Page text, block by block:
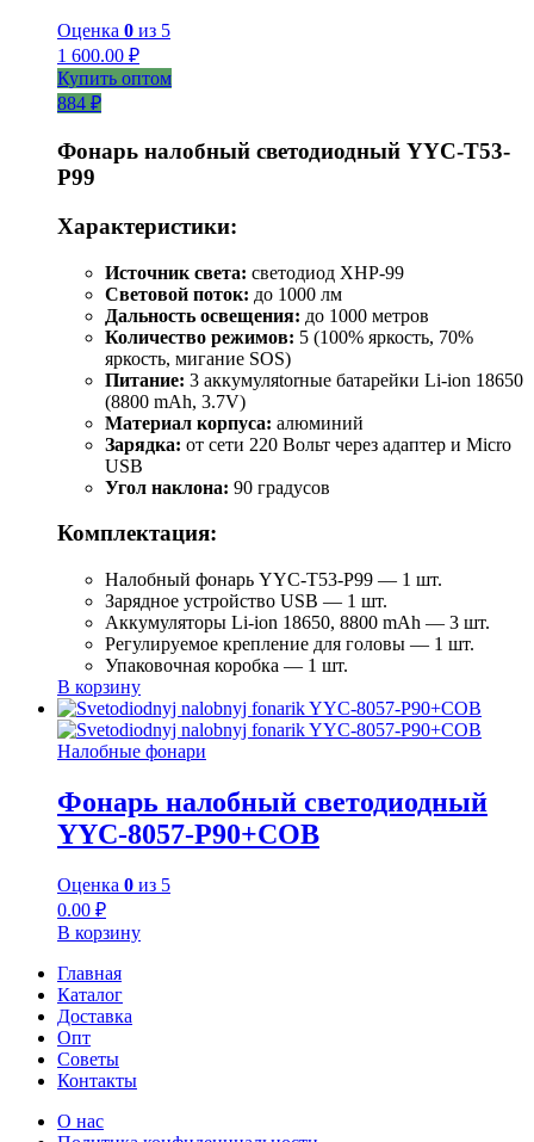
Оценка 0 из 5
1 600.00 ₽
Купить оптом
884 ₽
Фонарь налобный светодиодный YYC-T53-
P99
Характеристики:
Источник света: светодиод XHP-99
Световой поток: до 1000 лм
Дальность освещения: до 1000 метров
Количество режимов: 5 (100% яркость, 70%
яркость, мигание SOS)
Питание: 3 аккумуляtorные батарейки Li-ion 18650
(8800 mAh, 3.7V)
Материал корпуса: алюминий
Зарядка: от сети 220 Вольт через адаптер и Micro
USB
Угол наклона: 90 градусов
Комплектация:
Налобный фонарь YYC-T53-P99 — 1 шт.
Зарядное устройство USB — 1 шт.
Аккумуляторы Li-ion 18650, 8800 mAh — 3 шт.
Регулируемое крепление для головы — 1 шт.
Упаковочная коробка — 1 шт.
В корзину
Налобные фонари
Фонарь налобный светодиодный
YYC-8057-P90+COB
Оценка 0 из 5
0.00 ₽
В корзину
Главная
Каталог
Доставка
Опт
Советы
Контакты
О нас